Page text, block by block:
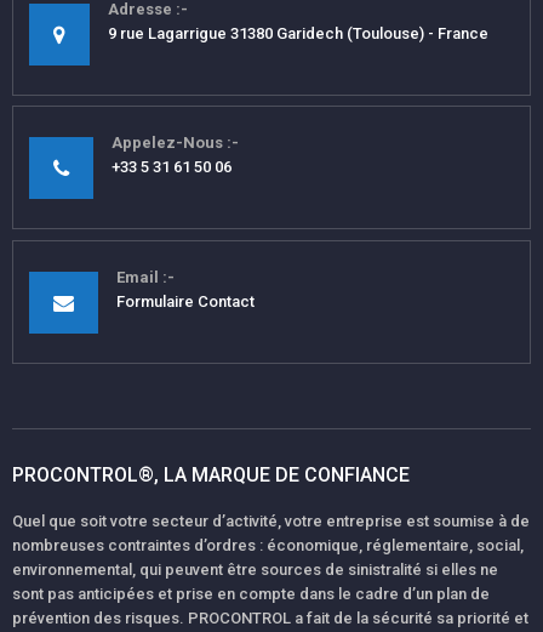
Adresse
9 rue Lagarrigue 31380 Garidech (Toulouse) - France
Appelez-Nous
+33 5 31 61 50 06
Email
Formulaire Contact
PROCONTROL®, LA MARQUE DE CONFIANCE
Quel que soit votre secteur d’activité, votre entreprise est soumise à de
nombreuses contraintes d’ordres : économique, réglementaire, social,
environnemental, qui peuvent être sources de sinistralité si elles ne
sont pas anticipées et prise en compte dans le cadre d’un plan de
prévention des risques. PROCONTROL a fait de la sécurité sa priorité et